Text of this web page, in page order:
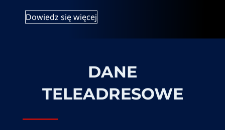
Dowiedz się więcej
DANE
TELEADRESOWE